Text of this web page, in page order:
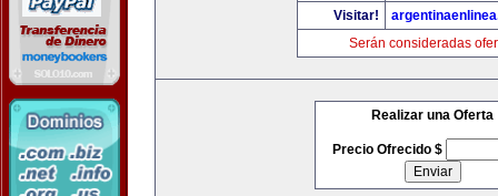
Visitar!
Serán consideradas
Realizar una Oferta
Precio Ofrecido $